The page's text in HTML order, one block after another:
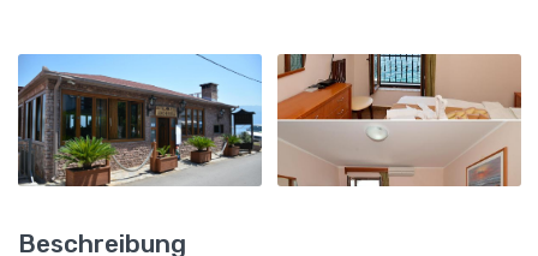
Beschreibung